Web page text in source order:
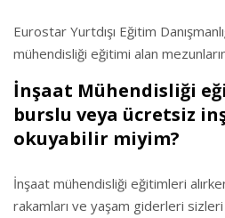
Eurostar Yurtdışı Eğitim
mühendisliği eğitimi alan
İnşaat Mühendisliği
burslu veya ücretsiz
okuyabilir miyim?
İnşaat mühendisliği eğitimleri
rakamları ve yaşam giderleri